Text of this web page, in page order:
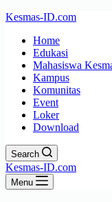
Kesmas-ID.com
Home
Edukasi
Mahasiswa
Kampus
Komunitas
Event
Loker
Download
Search
Kesmas-ID.com
Menu